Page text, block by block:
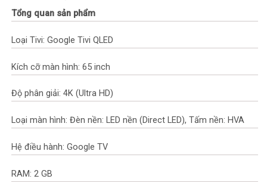
Tổng quan sản phẩm
Loại Tivi: Google Tivi QLED
Kích cỡ màn hình: 65 inch
Độ phân giải: 4K (Ultra HD)
Loại màn hình: Đèn nền: LED nền (Direct LED), Tấm nền: HVA
Hệ điều hành: Google TV
RAM: 2 GB